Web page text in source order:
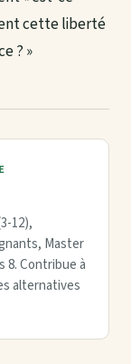
cette liberté
? »
12),
Master
8. Contribue à
alternatives